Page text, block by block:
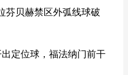
芬贝赫禁区外弧线球破
定位球，福法纳门前干